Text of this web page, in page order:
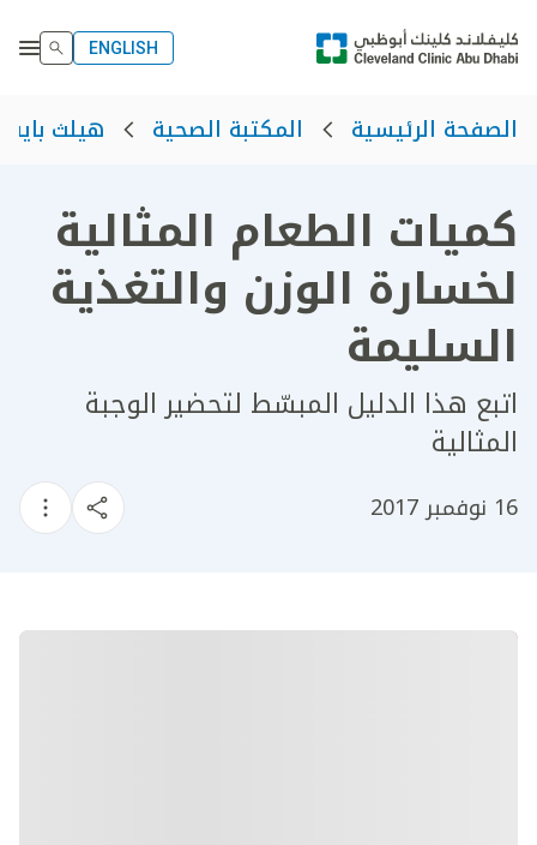
ENGLISH
الصفحة الرئيسية المكتبة الصحية هيلث بايت
كميات الطعام المثالية
لخسارة الوزن والتغذية
السليمة
اتبع هذا الدليل المبسّط لتحضير الوجبة
المثالية
16 نوفمبر 2017